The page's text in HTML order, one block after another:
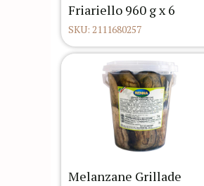
Friariello 960 g x 6
SKU: 2111680257
Melanzane Grillade